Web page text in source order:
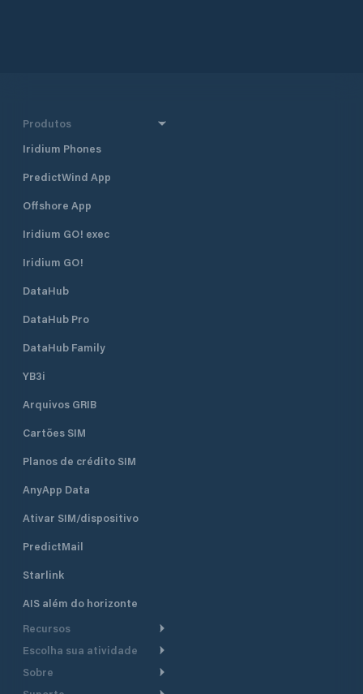
Produtos
Iridium Phones
PredictWind App
Offshore App
Iridium GO! exec
Iridium GO!
DataHub
DataHub Pro
DataHub Family
YB3i
Arquivos GRIB
Cartões SIM
Planos de crédito SIM
AnyApp Data
Ativar SIM/dispositivo
PredictMail
Starlink
AIS além do horizonte
Recursos
Roteamento meteorológico
Escolha sua atividade
Cruzeiro
Sobre